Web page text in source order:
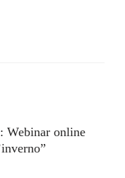
Webinar online